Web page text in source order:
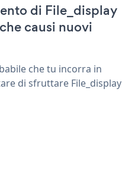
di File_display
causi nuovi
che tu incorra in
di sfruttare File_display